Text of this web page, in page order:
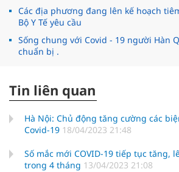
Các địa phương đang lên kế hoạch
Bộ Y Tế yêu cầu
Sống chung với Covid - 19 người Hàn
chuẩn bị .
Tin liên quan
Hà Nội: Chủ động tăng cường các
Covid-19 18/04/2023 21:48
Số mắc mới COVID-19 tiếp tục tăng,
trong 4 tháng 13/04/2023 21:08